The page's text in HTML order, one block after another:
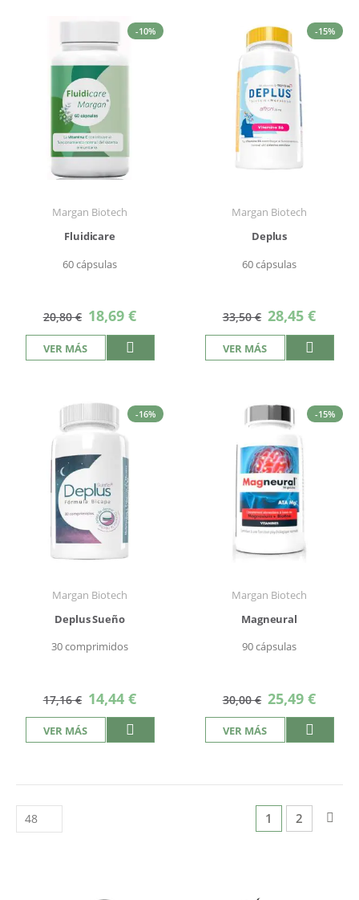
-10%
Margan Biotech
Fluidicare
60 cápsulas
20,80 € Precio
especial
18,69 €
VER MÁS
-15%
Margan Biotech
Deplus
60 cápsulas
33,50 € Precio
especial
28,45 €
VER MÁS
-16%
Margan Biotech
Deplus Sueño
30 comprimidos
17,16 € Precio
especial
14,44 €
VER MÁS
-15%
Margan Biotech
Magneural
90 cápsulas
30,00 € Precio
especial
25,49 €
VER MÁS
Página
Actualmente
1 Página
2